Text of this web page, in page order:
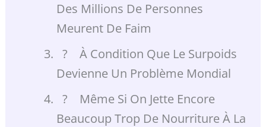
Des Millions De Personnes
Meurent De Faim
? À Condition Que Le Surpoids
Devienne Un Problème Mondial
? Même Si On Jette Encore
Beaucoup Trop De Nourriture À La